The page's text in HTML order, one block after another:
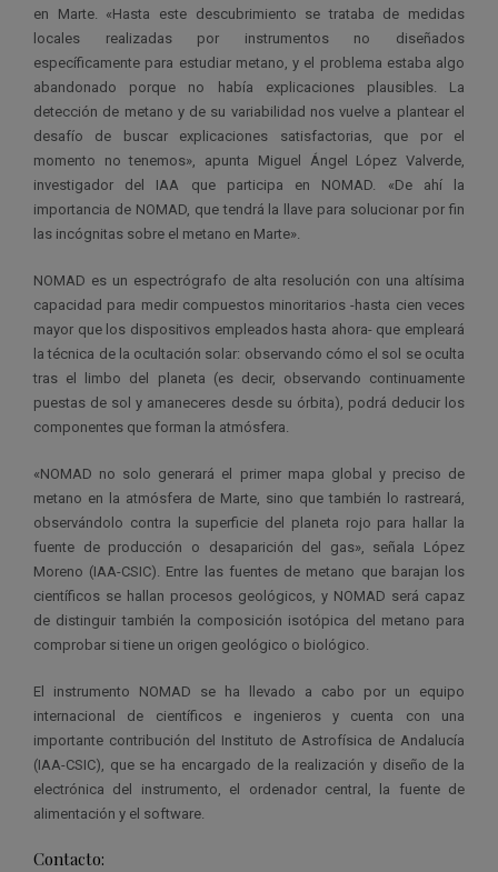
en Marte. «Hasta este descubrimiento se trataba de medidas
locales realizadas por instrumentos no diseñados
específicamente para estudiar metano, y el problema estaba algo
abandonado porque no había explicaciones plausibles. La
detección de metano y de su variabilidad nos vuelve a plantear el
desafío de buscar explicaciones satisfactorias, que por el
momento no tenemos», apunta Miguel Ángel López Valverde,
investigador del IAA que participa en NOMAD. «De ahí la
importancia de NOMAD, que tendrá la llave para solucionar por fin
las incógnitas sobre el metano en Marte».
NOMAD es un espectrógrafo de alta resolución con una altísima
capacidad para medir compuestos minoritarios -hasta cien veces
mayor que los dispositivos empleados hasta ahora- que empleará
la técnica de la ocultación solar: observando cómo el sol se oculta
tras el limbo del planeta (es decir, observando continuamente
puestas de sol y amaneceres desde su órbita), podrá deducir los
componentes que forman la atmósfera.
«NOMAD no solo generará el primer mapa global y preciso de
metano en la atmósfera de Marte, sino que también lo rastreará,
observándolo contra la superficie del planeta rojo para hallar la
fuente de producción o desaparición del gas», señala López
Moreno (IAA-CSIC). Entre las fuentes de metano que barajan los
científicos se hallan procesos geológicos, y NOMAD será capaz
de distinguir también la composición isotópica del metano para
comprobar si tiene un origen geológico o biológico.
El instrumento NOMAD se ha llevado a cabo por un equipo
internacional de científicos e ingenieros y cuenta con una
importante contribución del Instituto de Astrofísica de Andalucía
(IAA-CSIC), que se ha encargado de la realización y diseño de la
electrónica del instrumento, el ordenador central, la fuente de
alimentación y el software.
Contacto: